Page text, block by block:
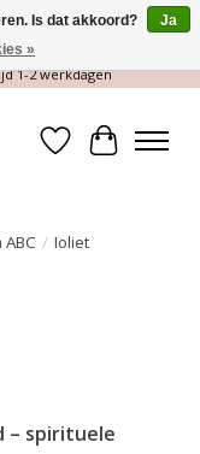
| Gratis verzending >
1-2 werkdagen
Verlanglijst
/ Ioliet
– spirituele
Is dat akkoord?
Ja
»